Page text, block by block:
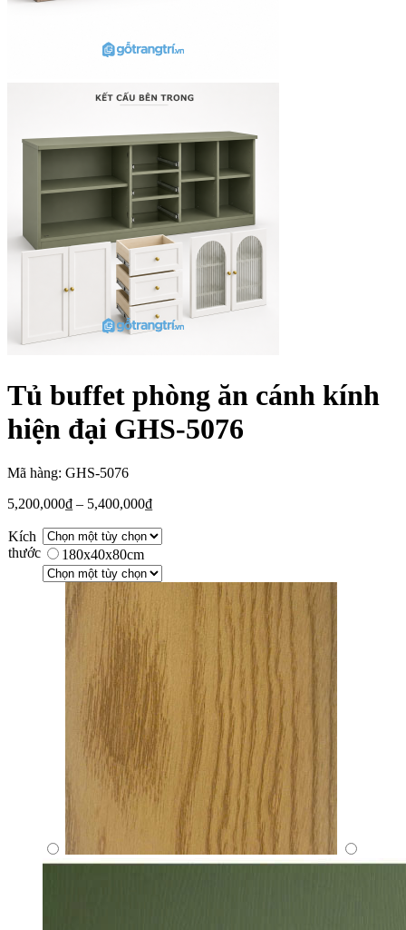
Tủ buffet phòng ăn cánh kính
hiện đại GHS-5076
Mã hàng: GHS-5076
5,200,000₫ – 5,400,000₫
Kích
thước
180x40x80cm